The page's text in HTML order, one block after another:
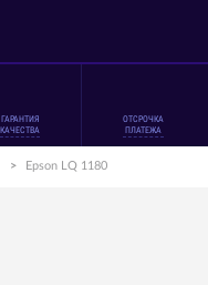
ГАРАНТИЯ
КАЧЕСТВА
ОТСРОЧКА
ПЛАТЕЖА
> Epson LQ 1180